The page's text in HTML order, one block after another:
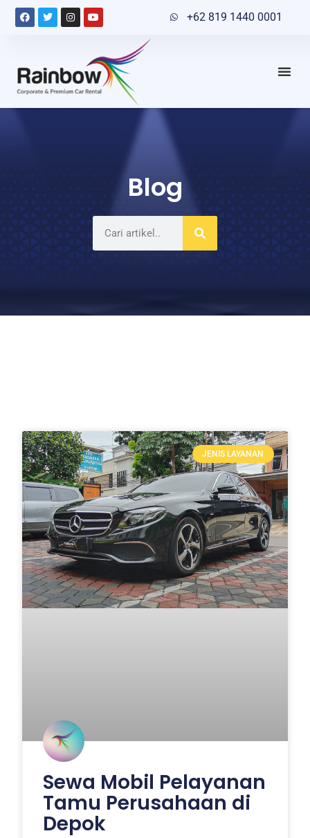
+62 819 1440 0001
Blog
JENIS LAYANAN
Sewa Mobil Pelayanan
Tamu Perusahaan di
Depok